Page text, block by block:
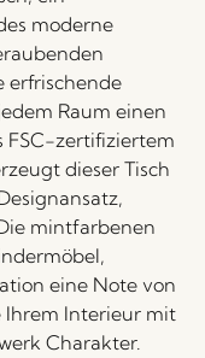
moderne
erfrischende
Raum einen
FSC-zertifiziertem
dieser Tisch
mintfarbenen
eine Note von
Ihrem Interieur mit
Charakter.